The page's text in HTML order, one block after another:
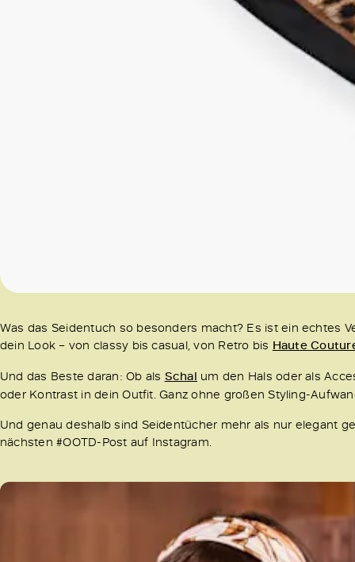
Was das Seidentuch so besonders macht? Es ist ein echtes
dein Look – von classy bis casual, von Retro bis Haute
Und das Beste daran: Ob als Schal um den Hals oder als
oder Kontrast in dein Outfit. Ganz ohne großen Styling-
Und genau deshalb sind Seidentücher mehr als nur elegant
nächsten #OOTD-Post auf Instagram.